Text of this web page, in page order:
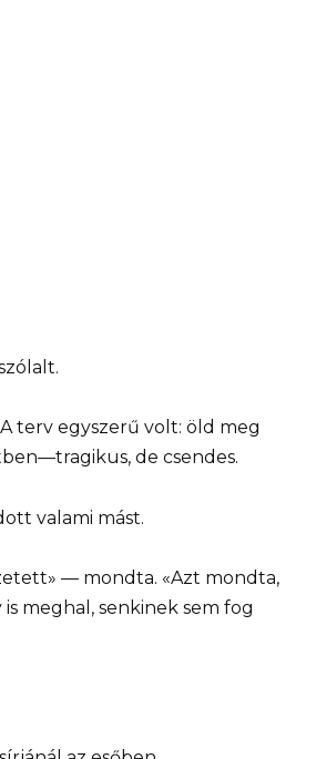
terv egyszerű volt: öld meg
de csendes.
valami mást.
— mondta. «Azt mondta,
is meghal, senkinek sem fog